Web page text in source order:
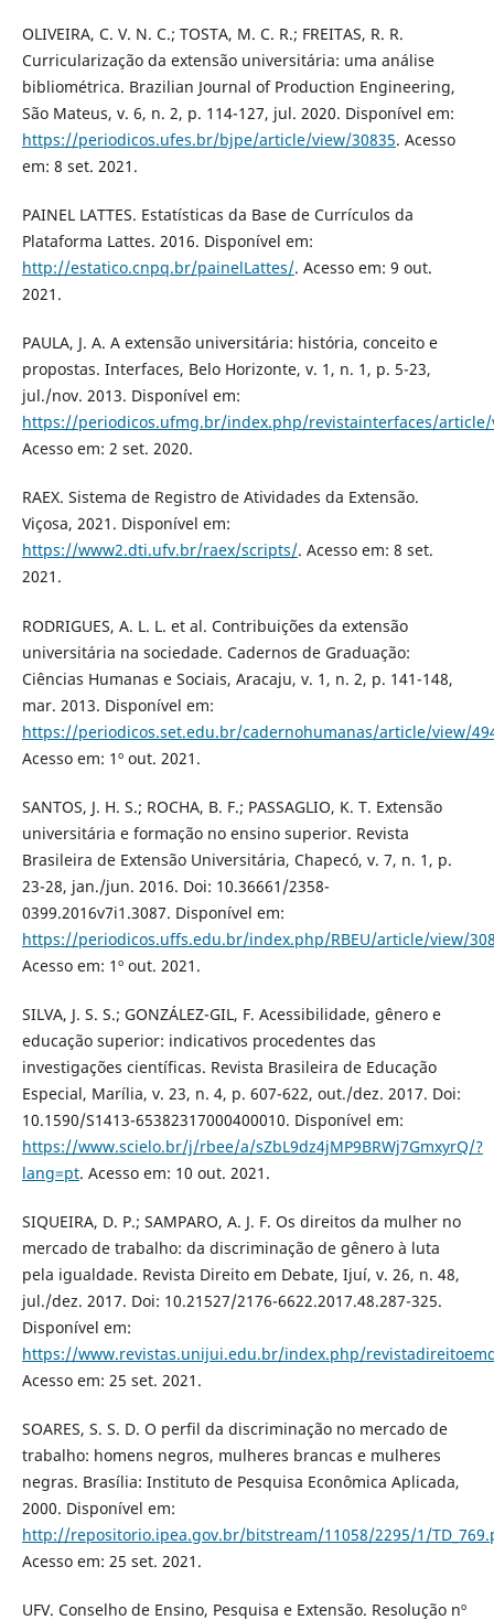
OLIVEIRA, C. V. N. C.; TOSTA, M. C. R.; FREITAS, R. R.
Curricularização da extensão universitária: uma análise
bibliométrica. Brazilian Journal of Production Engineering,
São Mateus, v. 6, n. 2, p. 114-127, jul. 2020. Disponível em:
https://periodicos.ufes.br/bjpe/article/view/30835. Acesso
em: 8 set. 2021.
PAINEL LATTES. Estatísticas da Base de Currículos da
Plataforma Lattes. 2016. Disponível em:
http://estatico.cnpq.br/painelLattes/. Acesso em: 9 out.
2021.
PAULA, J. A. A extensão universitária: história, conceito e
propostas. Interfaces, Belo Horizonte, v. 1, n. 1, p. 5-23,
jul./nov. 2013. Disponível em:
https://periodicos.ufmg.br/index.php/revistainterfaces/article/
Acesso em: 2 set. 2020.
RAEX. Sistema de Registro de Atividades da Extensão.
Viçosa, 2021. Disponível em:
https://www2.dti.ufv.br/raex/scripts/. Acesso em: 8 set.
2021.
RODRIGUES, A. L. L. et al. Contribuições da extensão
universitária na sociedade. Cadernos de Graduação:
Ciências Humanas e Sociais, Aracaju, v. 1, n. 2, p. 141-148,
mar. 2013. Disponível em:
https://periodicos.set.edu.br/cadernohumanas/article/view/
Acesso em: 1º out. 2021.
SANTOS, J. H. S.; ROCHA, B. F.; PASSAGLIO, K. T. Extensão
universitária e formação no ensino superior. Revista
Brasileira de Extensão Universitária, Chapecó, v. 7, n. 1, p.
23-28, jan./jun. 2016. Doi: 10.36661/2358-
0399.2016v7i1.3087. Disponível em:
https://periodicos.uffs.edu.br/index.php/RBEU/article/view/
Acesso em: 1º out. 2021.
SILVA, J. S. S.; GONZÁLEZ-GIL, F. Acessibilidade, gênero e
educação superior: indicativos procedentes das
investigações científicas. Revista Brasileira de Educação
Especial, Marília, v. 23, n. 4, p. 607-622, out./dez. 2017. Doi:
10.1590/S1413-65382317000400010. Disponível em:
https://www.scielo.br/j/rbee/a/sZbL9dz4jMP9BRWj7GmxyrQ/?
lang=pt. Acesso em: 10 out. 2021.
SIQUEIRA, D. P.; SAMPARO, A. J. F. Os direitos da mulher no
mercado de trabalho: da discriminação de gênero à luta
pela igualdade. Revista Direito em Debate, Ijuí, v. 26, n. 48,
jul./dez. 2017. Doi: 10.21527/2176-6622.2017.48.287-325.
Disponível em:
https://www.revistas.unijui.edu.br/index.php/
Acesso em: 25 set. 2021.
SOARES, S. S. D. O perfil da discriminação no mercado de
trabalho: homens negros, mulheres brancas e mulheres
negras. Brasília: Instituto de Pesquisa Econômica Aplicada,
2000. Disponível em:
http://repositorio.ipea.gov.br/bitstream/11058/2295/1/
Acesso em: 25 set. 2021.
UFV. Conselho de Ensino, Pesquisa e Extensão. Resolução nº